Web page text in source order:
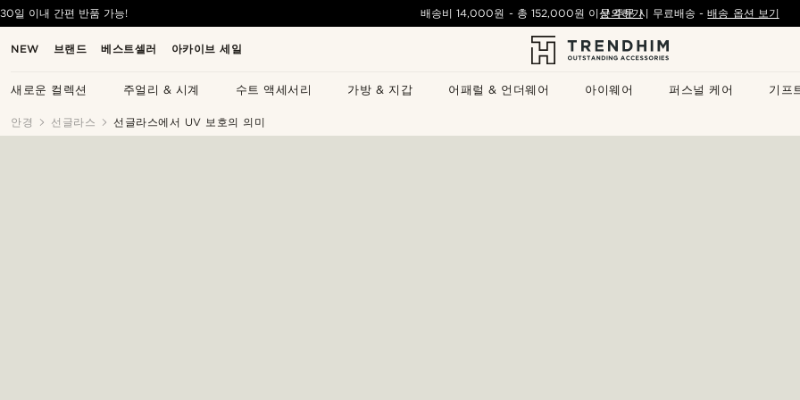
NEW 브랜드 베스트셀러 아카이브 세일
새로운 컬렉션 주얼리 & 시계 수트 액세서리 가방 & 지갑 어패럴 & 언더웨어 아이웨어 퍼스널 케어 기프
30일 이내 간편 반품 가능! 배송비14,000원 - 총 152,000원 이상 주문 시 무료배송- 배송 옵션 보기
문의하기
안경 선글라스 선글라스에서 UV 보호의 의미